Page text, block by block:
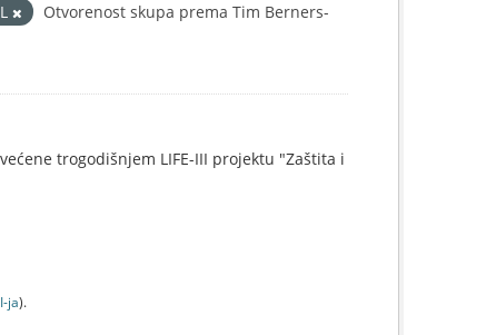
Otvorenost skupa prema Tim Berners-
trogodišnjem LIFE-III projektu "Zaštita i
jа).